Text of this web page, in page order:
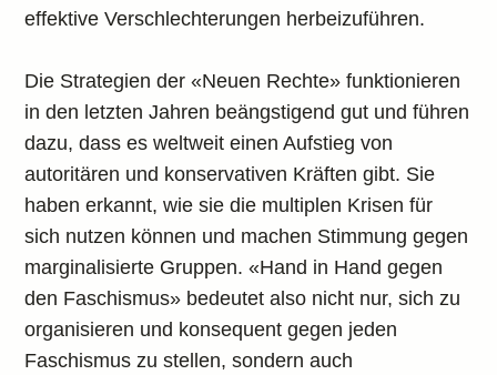
effektive Verschlechterungen herbeizuführen.
Die Strategien der «Neuen Rechte» funktionieren
in den letzten Jahren beängstigend gut und führen
dazu, dass es weltweit einen Aufstieg von
autoritären und konservativen Kräften gibt. Sie
haben erkannt, wie sie die multiplen Krisen für
sich nutzen können und machen Stimmung gegen
marginalisierte Gruppen. «Hand in Hand gegen
den Faschismus» bedeutet also nicht nur, sich zu
organisieren und konsequent gegen jeden
Faschismus zu stellen, sondern auch